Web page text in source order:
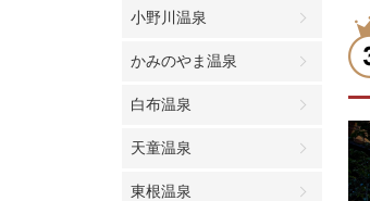
小野川温泉
かみのやま温泉
白布温泉
天童温泉
東根温泉